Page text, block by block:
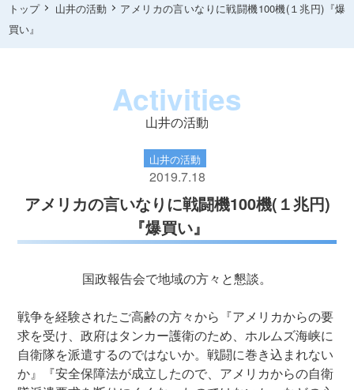
トップ 山井の活動
アメリカの言いなりに戦闘機100機(１兆円)『爆
買い』
Activities
山井の活動
山井の活動
2019.7.18
アメリカの言いなりに戦闘機100機(１兆円)
『爆買い』
国政報告会で地域の方々と懇談。
戦争を経験されたご高齢の方々から『アメリカからの要
求を受け、政府はタンカー護衛のため、ホルムズ海峡に
自衛隊を派遣するのではないか。戦闘に巻き込まれない
か』『安全保障法が成立したので、アメリカからの自衛